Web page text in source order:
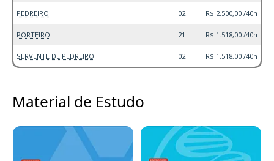
PEDREIRO 02 R$ 2.500,00 /40h
PORTEIRO 21 R$ 1.518,00 /40h
SERVENTE DE PEDREIRO 02 R$ 1.518,00 /40h
Material de Estudo